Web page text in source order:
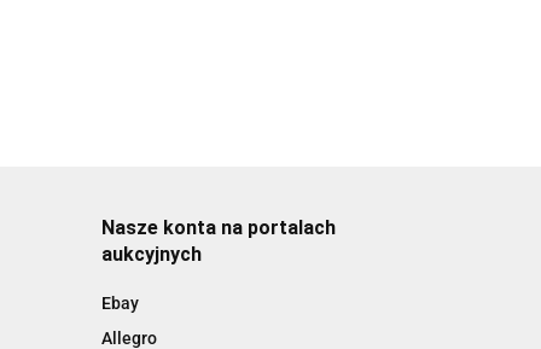
Nasze konta na portalach
aukcyjnych
Ebay
Allegro